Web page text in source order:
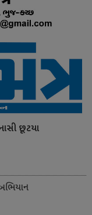
છૂટયા